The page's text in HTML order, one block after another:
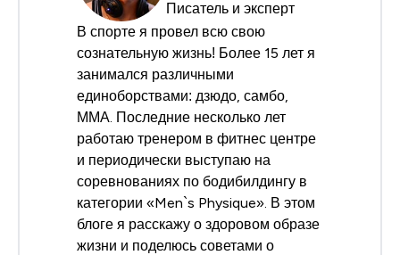
Писатель и эксперт
В спорте я провел всю свою
сознательную жизнь! Более 15 лет я
занимался различными
единоборствами: дзюдо, самбо,
ММА. Последние несколько лет
работаю тренером в фитнес центре
и периодически выступаю на
соревнованиях по бодибилдингу в
категории «Men`s Physique». В этом
блоге я расскажу о здоровом образе
жизни и поделюсь советами о